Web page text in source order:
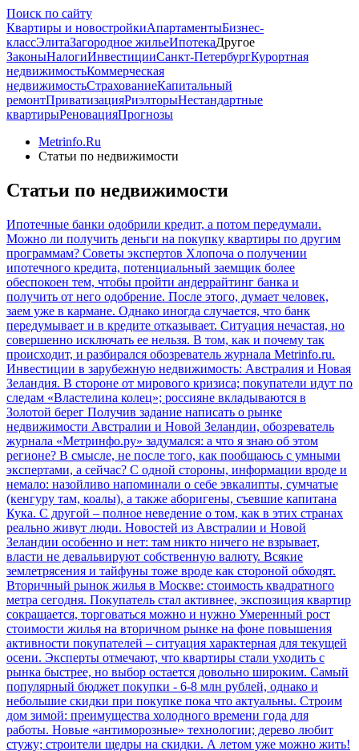
Поиск по сайту
Квартиры и новостройкиАпартаментыБизнес-
классЭлитаЗагородное жильеИпотекаДругое
ЗаконыНалогиИнвестицииСанкт-ПетербургКурортная
недвижимостьКоммерческая
недвижимостьСтрахованиеКапитальный
ремонтПриватизацияРиэлторыНестандартные
квартирыРеновацияПрогнозы
Metrinfo.Ru
Статьи по недвижимости
Статьи по недвижимости
Ипотечные банки одобрили кредит, а потом передумали.
Можно ли получить деньги на покупку квартиры по другим
программам? Советы экспертов Хлопоча о получении
ипотечного кредита, потенциальный заемщик более
обеспокоен тем, чтобы пройти андеррайтинг банка и
получить от него одобрение. После этого, думает человек,
заем уже в кармане. Однако иногда случается, что банк
передумывает и в кредите отказывает. Ситуация нечастая, но
совершенно исключать ее нельзя. В том, как и почему так
происходит, и разбирался обозреватель журнала Metrinfo.ru.
Инвестиции в зарубежную недвижимость: Австралия и Новая
Зеландия. В стороне от мирового кризиса; покупатели идут по
следам «Властелина колец»; россияне вкладываются в
Золотой берег Получив задание написать о рынке
недвижимости Австралии и Новой Зеландии, обозреватель
журнала «Метринфо.ру» задумался: а что я знаю об этом
регионе? В смысле, не после того, как пообщаюсь с умными
экспертами, а сейчас? С одной стороны, информации вроде и
немало: назойливо напоминали о себе эвкалипты, сумчатые
(кенгуру там, коалы), а также аборигены, съевшие капитана
Кука. С другой – полное неведение о том, как в этих странах
реально живут люди. Новостей из Австралии и Новой
Зеландии особенно и нет: там никто ничего не взрывает,
власти не девальвируют собственную валюту. Всякие
землетрясения и тайфуны тоже вроде как стороной обходят.
Вторичный рынок жилья в Москве: стоимость квадратного
метра сегодня. Покупатель стал активнее, экспозиция квартир
сокращается, торговаться можно и нужно Умеренный рост
стоимости жилья на вторичном рынке на фоне повышения
активности покупателей – ситуация характерная для текущей
осени. Эксперты отмечают, что квартиры стали уходить с
рынка быстрее, но выбор остается довольно широким. Самый
популярный бюджет покупки - 6-8 млн рублей, однако и
небольшие скидки при покупке пока что актуальны. Строим
дом зимой: преимущества холодного времени года для
работы. Новые «антиморозные» технологии; дерево любит
стужу; строители щедры на скидки. А летом уже можно жить!